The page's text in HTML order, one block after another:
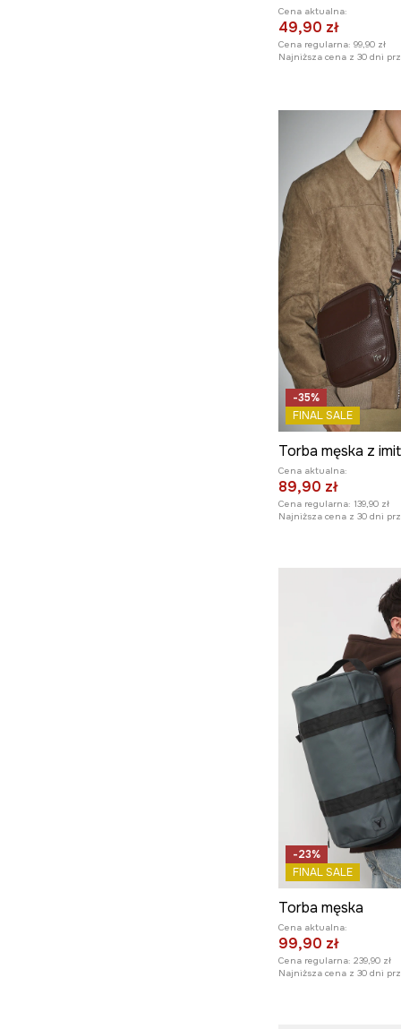
Cena aktualna:
49,90 zł
Cena regularna: 99,90 zł
Najniższa cena z 30 dni
-35%
FINAL SALE
Torba męska z
Cena aktualna:
89,90 zł
Cena regularna: 139,90 zł
Najniższa cena z 30 dni
-23%
FINAL SALE
Torba męska
Cena aktualna:
99,90 zł
Cena regularna: 239,90 zł
Najniższa cena z 30 dni